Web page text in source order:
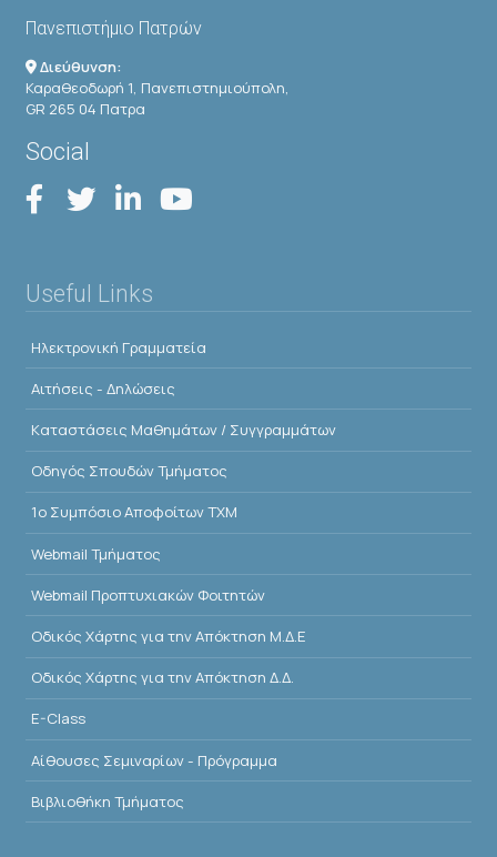
Πανεπιστήμιο Πατρών
Διεύθυνση:
Καραθεοδωρή 1, Πανεπιστημιούπολη,
GR 265 04 Πατρα
Social
Useful Links
Ηλεκτρονική Γραμματεία
Αιτήσεις - Δηλώσεις
Kαταστάσεις Μαθημάτων / Συγγραμμάτων
Οδηγός Σπουδών Τμήματος
1o Συμπόσιο Αποφοίτων ΤΧΜ
Webmail Τμήματος
Webmail Προπτυχιακών Φοιτητών
Οδικός Χάρτης για την Απόκτηση Μ.Δ.Ε
Οδικός Χάρτης για την Απόκτηση Δ.Δ.
E-Class
Αίθουσες Σεμιναρίων - Πρόγραμμα
Βιβλιοθήκη Τμήματος